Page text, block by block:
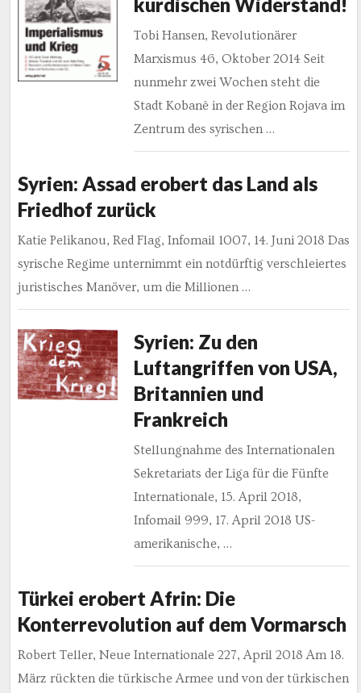
Tobi Hansen, Revolutionärer
Marxismus 46, Oktober 2014 Seit
nunmehr zwei Wochen steht die
Stadt Kobanê in der Region Rojava im
Zentrum des syrischen …
Syrien: Assad erobert das Land als
Friedhof zurück
Katie Pelikanou, Red Flag, Infomail 1007, 14. Juni 2018 Das
syrische Regime unternimmt ein notdürftig verschleiertes
juristisches Manöver, um die Millionen …
Syrien: Zu den
Luftangriffen von USA,
Britannien und
Frankreich
Stellungnahme des Internationalen
Sekretariats der Liga für die Fünfte
Internationale, 15. April 2018,
Infomail 999, 17. April 2018 US-
amerikanische, …
Türkei erobert Afrin: Die
Konterrevolution auf dem Vormarsch
Robert Teller, Neue Internationale 227, April 2018 Am 18.
März rückten die türkische Armee und von der türkischen